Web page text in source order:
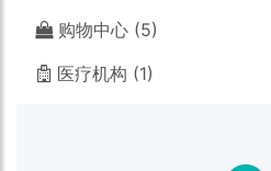
购物中心 (5)
医疗机构 (1)